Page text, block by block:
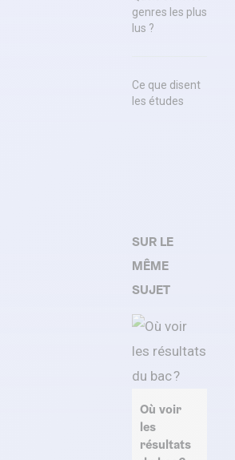
genres les plus
lus ?
Ce que disent
les études
SUR LE
MÊME
SUJET
Où voir
les
résultats